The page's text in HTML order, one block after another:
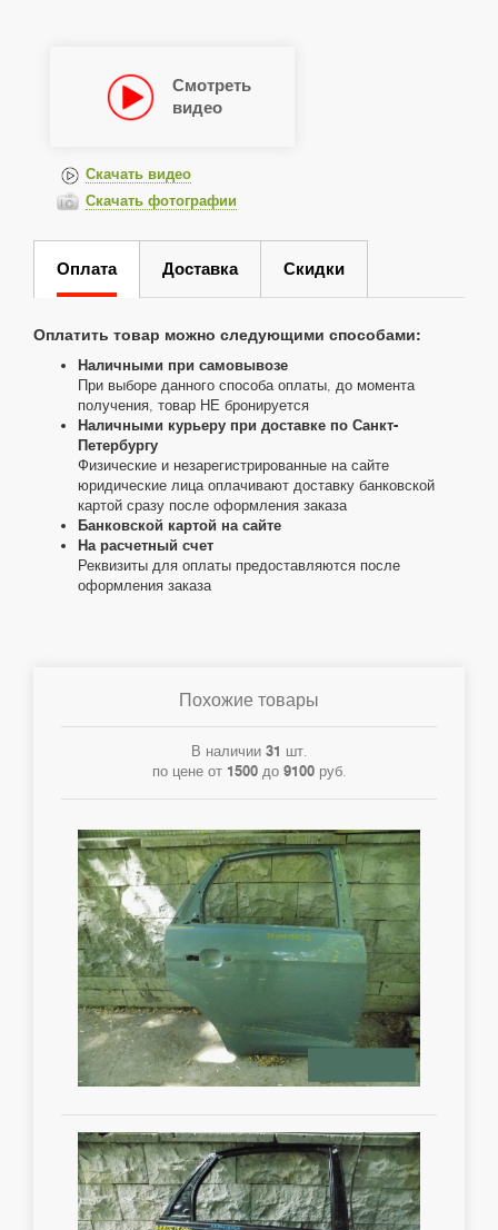
Смотреть
видео
Скачать видео
Скачать фотографии
Оплата Доставка Скидки
Оплатить товар можно следующими способами:
Наличными при самовывозе
При выборе данного способа оплаты, до момента
получения, товар НЕ бронируется
Наличными курьеру при доставке по Санкт-
Петербургу
Физические и незарегистрированные на сайте
юридические лица оплачивают доставку банковской
картой сразу после оформления заказа
Банковской картой на сайте
На расчетный счет
Реквизиты для оплаты предоставляются после
оформления заказа
Похожие товары
В наличии 31 шт.
по цене от 1500до 9100руб.